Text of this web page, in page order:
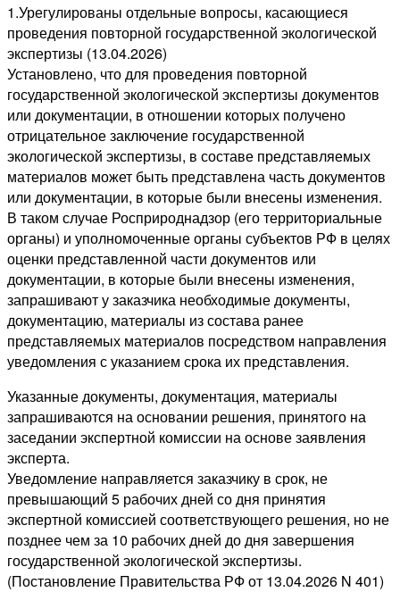
1.Урегулированы отдельные вопросы, касающиеся
проведения повторной государственной экологической
экспертизы (13.04.2026)
Установлено, что для проведения повторной
государственной экологической экспертизы документов
или документации, в отношении которых получено
отрицательное заключение государственной
экологической экспертизы, в составе представляемых
материалов может быть представлена часть документов
или документации, в которые были внесены изменения.
В таком случае Росприроднадзор (его территориальные
органы) и уполномоченные органы субъектов РФ в целях
оценки представленной части документов или
документации, в которые были внесены изменения,
запрашивают у заказчика необходимые документы,
документацию, материалы из состава ранее
представляемых материалов посредством направления
уведомления с указанием срока их представления.
Указанные документы, документация, материалы
запрашиваются на основании решения, принятого на
заседании экспертной комиссии на основе заявления
эксперта.
Уведомление направляется заказчику в срок, не
превышающий 5 рабочих дней со дня принятия
экспертной комиссией соответствующего решения, но не
позднее чем за 10 рабочих дней до дня завершения
государственной экологической экспертизы.
(Постановление Правительства РФ от 13.04.2026 N 401)